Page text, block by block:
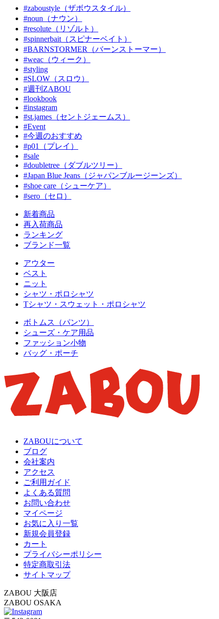
#zaboustyle（ザボウスタイル）
#noun（ナウン）
#resolute（リゾルト）
#spinnerbait（スピナーベイト）
#BARNSTORMER（バーンストーマー）
#weac（ウィーク）
#styling
#SLOW（スロウ）
#週刊ZABOU
#lookbook
#instagram
#st.james（セントジェームス）
#Event
#今週のおすすめ
#p01（プレイ）
#sale
#doubletree（ダブルツリー）
#Japan Blue Jeans（ジャパンブルージーンズ）
#shoe care（シューケア）
#sero（セロ）
新着商品
再入荷商品
ランキング
ブランド一覧
アウター
ベスト
ニット
シャツ・ポロシャツ
Tシャツ・スウェット・ポロシャツ
ボトムス（パンツ）
シューズ・ケア用品
ファッション小物
バッグ・ポーチ
ZABOUについて
ブログ
会社案内
アクセス
ご利用ガイド
よくある質問
お問い合わせ
マイページ
お気に入り一覧
新規会員登録
カート
プライバシーポリシー
特定商取引法
サイトマップ
ZABOU 大阪店
ZABOU OSAKA